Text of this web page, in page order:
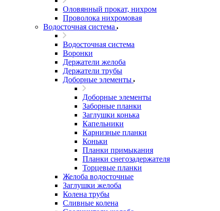
Оловянный прокат, нихром
Проволока нихромовая
Водосточная система
Водосточная система
Воронки
Держатели желоба
Держатели трубы
Доборные элементы
Доборные элементы
Заборные планки
Заглушки конька
Капельники
Карнизные планки
Коньки
Планки примыкания
Планки снегозадержателя
Торцевые планки
Желоба водосточные
Заглушки желоба
Колена трубы
Сливные колена